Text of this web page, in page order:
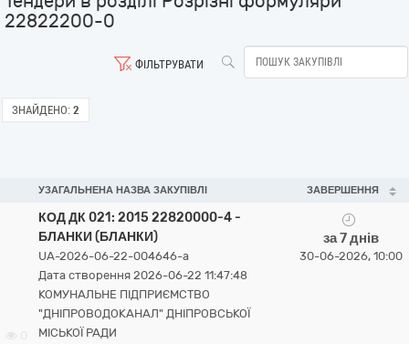
22822200-0
ФІЛЬТРУВАТИ
ЗНАЙДЕНО: 2
УЗАГАЛЬНЕНА НАЗВА ЗАКУПІВЛІ ЗАВЕРШЕННЯ
КОД ДК 021: 2015 22820000-4 -
БЛАНКИ (БЛАНКИ)
UA-2026-06-22-004646-a
Дата створення 2026-06-22 11:47:48
КОМУНАЛЬНЕ ПІДПРИЄМСТВО
"ДНІПРОВОДОКАНАЛ" ДНІПРОВСЬКОЇ
МІСЬКОЇ РАДИ
за 7 днів
30-06-2026, 10:00